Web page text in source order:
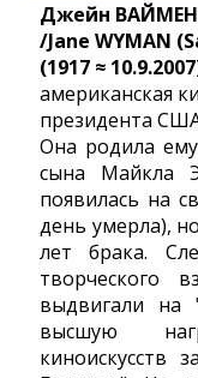
Джейн ВАЙМЕН
/Jane WYMAN
(1917 ≈
американская
президента
Она родила
сына Майкла
появилась на
день умерла),
лeт бpaкa.
творческого
выдвигали на
высшую